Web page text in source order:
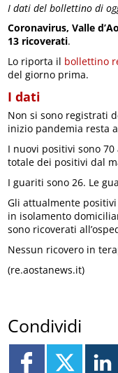
I dati del bollettino di
Coronavirus, Valle
13 ricoverati.
Lo riporta il bollettino
del giorno prima.
I dati
Non si sono registrati
inizio pandemia resta
I nuovi positivi sono
totale dei positivi dal
I guariti sono 26. Le
Gli attualmente
in isolamento
sono ricoverati
Nessun ricovero in
(re.aostanews.it)
Condividi